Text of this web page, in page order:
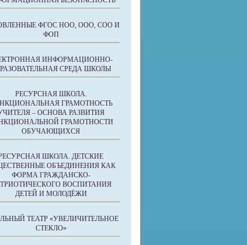
ФГОС НОО, ООО, СОО И
ФОП
ИНФОРМАЦИОННО-
СРЕДА ШКОЛЫ
РЕСУРСНАЯ ШКОЛА.
ГРАМОТНОСТЬ
– ОСНОВА РАЗВИТИЯ
ГРАМОТНОСТИ
ОБУЧАЮЩИХСЯ
ШКОЛА. ДЕТСКИЕ
ОБЪЕДИНЕНИЯ КАК
ФОРМА ГРАЖДАНСКО-
ВОСПИТАНИЯ
ДЕТЕЙ И МОЛОДЁЖИ
ТЕАТР «УВЕЛИЧИТЕЛЬНОЕ
СТЕКЛО»